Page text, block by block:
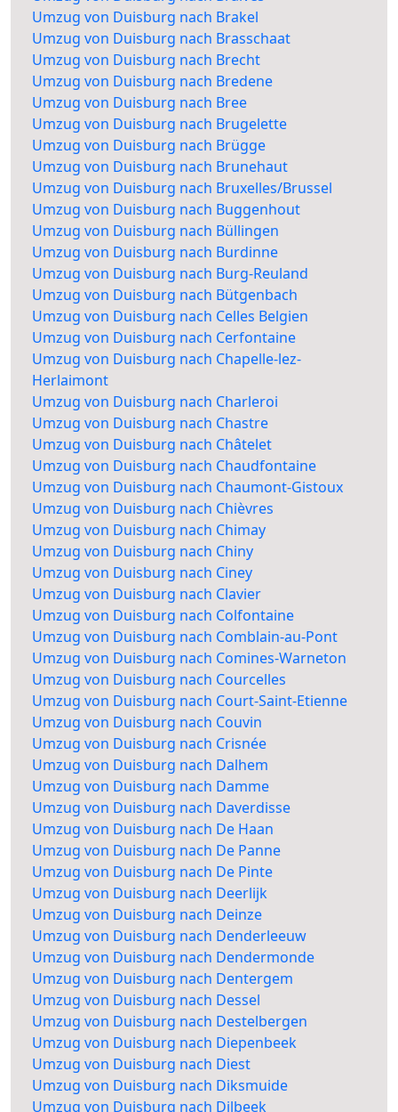
Umzug von Duisburg nach Brakel
Umzug von Duisburg nach Brasschaat
Umzug von Duisburg nach Brecht
Umzug von Duisburg nach Bredene
Umzug von Duisburg nach Bree
Umzug von Duisburg nach Brugelette
Umzug von Duisburg nach Brügge
Umzug von Duisburg nach Brunehaut
Umzug von Duisburg nach Bruxelles/Brussel
Umzug von Duisburg nach Buggenhout
Umzug von Duisburg nach Büllingen
Umzug von Duisburg nach Burdinne
Umzug von Duisburg nach Burg-Reuland
Umzug von Duisburg nach Bütgenbach
Umzug von Duisburg nach Celles Belgien
Umzug von Duisburg nach Cerfontaine
Umzug von Duisburg nach Chapelle-lez-
Herlaimont
Umzug von Duisburg nach Charleroi
Umzug von Duisburg nach Chastre
Umzug von Duisburg nach Châtelet
Umzug von Duisburg nach Chaudfontaine
Umzug von Duisburg nach Chaumont-Gistoux
Umzug von Duisburg nach Chièvres
Umzug von Duisburg nach Chimay
Umzug von Duisburg nach Chiny
Umzug von Duisburg nach Ciney
Umzug von Duisburg nach Clavier
Umzug von Duisburg nach Colfontaine
Umzug von Duisburg nach Comblain-au-Pont
Umzug von Duisburg nach Comines-Warneton
Umzug von Duisburg nach Courcelles
Umzug von Duisburg nach Court-Saint-Etienne
Umzug von Duisburg nach Couvin
Umzug von Duisburg nach Crisnée
Umzug von Duisburg nach Dalhem
Umzug von Duisburg nach Damme
Umzug von Duisburg nach Daverdisse
Umzug von Duisburg nach De Haan
Umzug von Duisburg nach De Panne
Umzug von Duisburg nach De Pinte
Umzug von Duisburg nach Deerlijk
Umzug von Duisburg nach Deinze
Umzug von Duisburg nach Denderleeuw
Umzug von Duisburg nach Dendermonde
Umzug von Duisburg nach Dentergem
Umzug von Duisburg nach Dessel
Umzug von Duisburg nach Destelbergen
Umzug von Duisburg nach Diepenbeek
Umzug von Duisburg nach Diest
Umzug von Duisburg nach Diksmuide
Umzug von Duisburg nach Dilbeek